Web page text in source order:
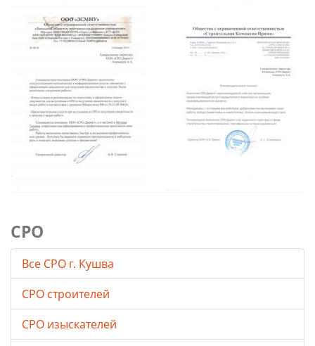
СРО
Все СРО г. Кушва
СРО строителей
СРО изыскателей